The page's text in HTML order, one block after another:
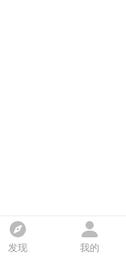
发现 我的